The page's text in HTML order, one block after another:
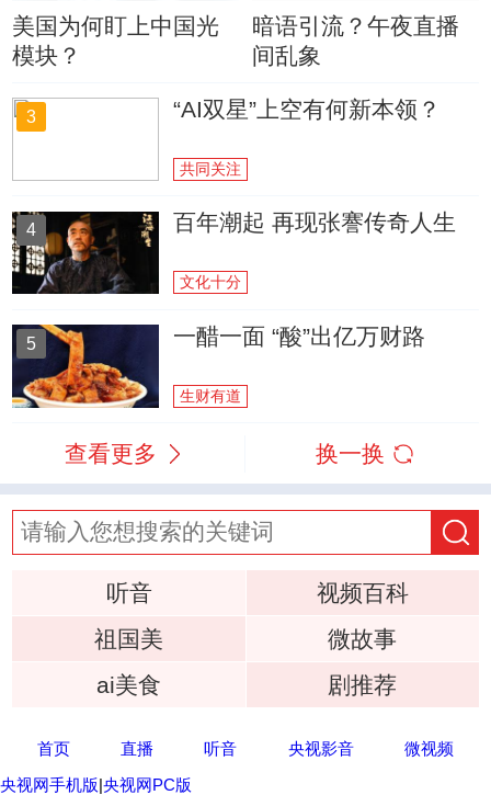
美国为何盯上中国光
模块？
暗语引流？午夜直播
间乱象
3 “AI双星”上空有何新本领？
共同关注
4 百年潮起 再现张謇传奇人生
文化十分
5 一醋一面 “酸”出亿万财路
生财有道
查看更多 换一换
听音
视频百科
祖国美
微故事
ai美食
剧推荐
首页 直播 听音 央视影音
微视频
央视网手机版|央视网PC版